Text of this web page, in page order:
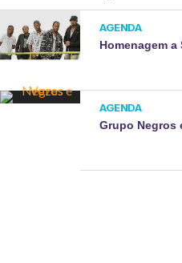
AGENDA
Homenagem
AGENDA
Grupo Negros